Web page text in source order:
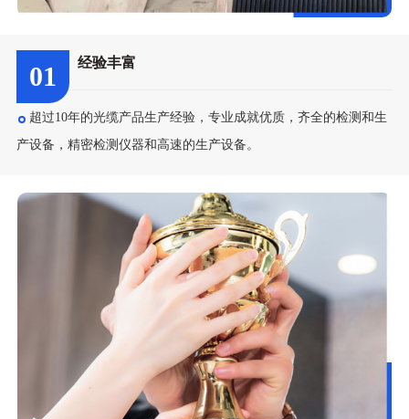
01 经验丰富
超过10年的光缆产品生产经验，专业成就优质，齐全的检测和生
产设备，精密检测仪器和高速的生产设备。